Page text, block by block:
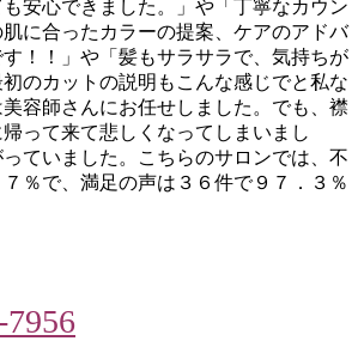
安心できました。」や「丁寧なカウン
に合ったカラーの提案、ケアのアドバ
！！」や「髪もサラサラで、気持ちが
のカットの説明もこんな感じでと私な
容師さんにお任せしました。でも、襟
って来て悲しくなってしまいまし
ていました。こちらのサロンでは、不
％で、満足の声は３６件で９７．３％
7956